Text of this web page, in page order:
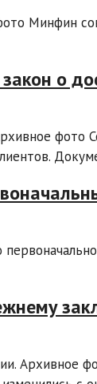
Минфин
о
фото
Архивное